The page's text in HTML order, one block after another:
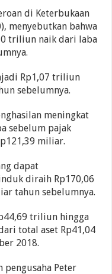
di Keterbukaan
menyebutkan bahwa
triliun naik dari laba
Rp1,07 triliun
sebelumnya.
meningkat
sebelum pajak
miliar.
dapat
diraih Rp170,06
tahun sebelumnya.
triliun hingga
total aset Rp41,04
2018.
pengusaha Peter